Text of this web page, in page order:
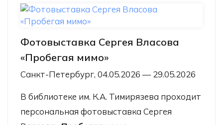
Фотовыставка Сергея Власова
«Пробегая мимо»
Санкт-Петербург, 04.05.2026 — 29.05.2026
В библиотеке им. К.А. Тимирязева проходит
персональная фотовыставка Сергея